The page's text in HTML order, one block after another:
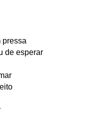
pressa
de esperar